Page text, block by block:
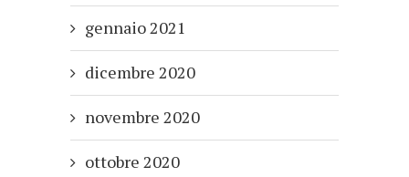
gennaio 2021
dicembre 2020
novembre 2020
ottobre 2020